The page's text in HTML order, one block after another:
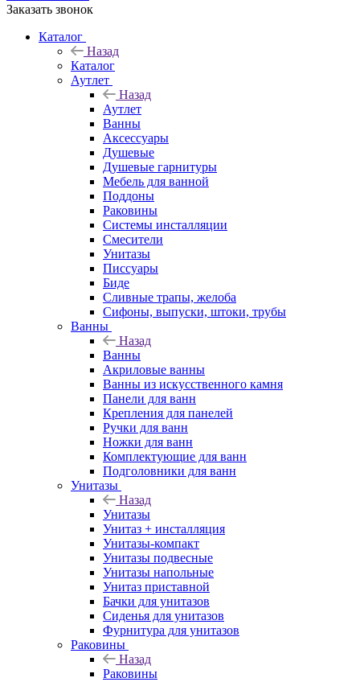
Заказать звонок
Каталог
Назад
Каталог
Аутлет
Назад
Аутлет
Ванны
Аксессуары
Душевые
Душевые гарнитуры
Мебель для ванной
Поддоны
Раковины
Системы инсталляции
Смесители
Унитазы
Писсуары
Биде
Сливные трапы, желоба
Сифоны, выпуски, штоки, трубы
Ванны
Назад
Ванны
Акриловые ванны
Ванны из искусственного камня
Панели для ванн
Крепления для панелей
Ручки для ванн
Ножки для ванн
Комплектующие для ванн
Подголовники для ванн
Унитазы
Назад
Унитазы
Унитаз + инсталляция
Унитазы-компакт
Унитазы подвесные
Унитазы напольные
Унитаз приставной
Бачки для унитазов
Сиденья для унитазов
Фурнитура для унитазов
Раковины
Назад
Раковины